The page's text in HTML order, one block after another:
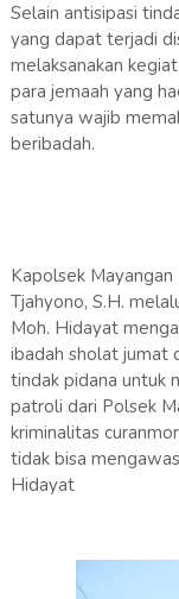
Selain antisipasi
yang dapat terjadi
melaksanakan
para jemaah yang
satunya wajib
beribadah.
Kapolsek
Tjahyono, S.H.
Moh. Hidayat
ibadah sholat jumat
tindak pidana untuk
patroli dari Polsek
kriminalitas
tidak bisa
Hidayat